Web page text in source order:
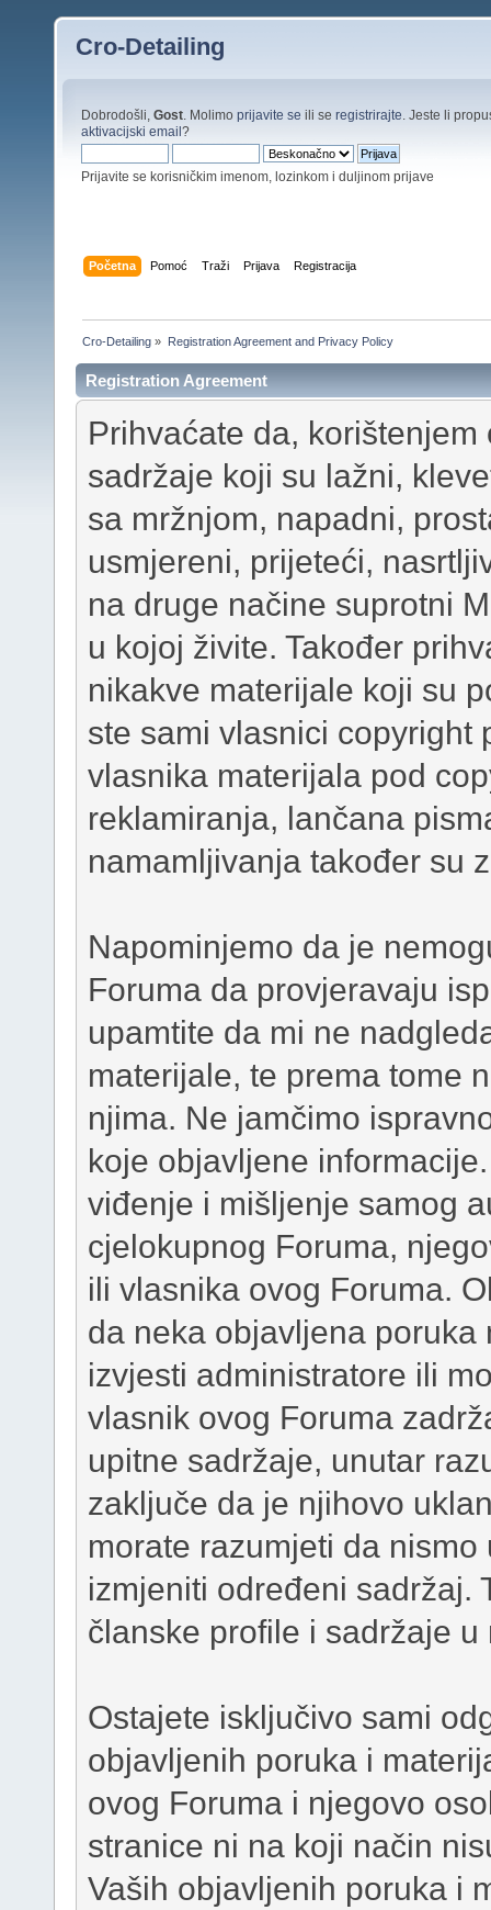
Cro-Detailing
Dobrodošli, Gost . Molimo prijavite se ili se registrirajte . Jeste li
aktivacijski email?
Prijavite se korisničkim imenom, lozinkom i duljinom prijave
Početna Pomoć Traži Prijava Registracija
Cro-Detailing » Registration Agreement and Privacy Policy
Registration Agreement
Prihvaćate da,
sadržaje koji su lažni,
sa mržnjom, napadni,
usmjereni, prijeteći,
na druge načine suprotni
u kojoj živite. Također
nikakve materijale koji su
ste sami vlasnici copyright
vlasnika materijala pod
reklamiranja, lančana
namamljivanja također su
Napominjemo da je
Foruma da provjeravaju
upamtite da mi ne
materijale, te prema tome
njima. Ne jamčimo
koje objavljene
viđenje i mišljenje samog
cjelokupnog Foruma,
ili vlasnika ovog Foruma.
da neka objavljena
izvjesti administratore ili
vlasnik ovog Foruma
upitne sadržaje, unutar
zaključe da je njihovo
morate razumjeti da
izmjeniti određeni sadržaj.
članske profile i sadržaje u
Ostajete isključivo sami
objavljenih poruka i
ovog Foruma i njegovo
stranice ni na koji način
Vaših objavljenih poruka i